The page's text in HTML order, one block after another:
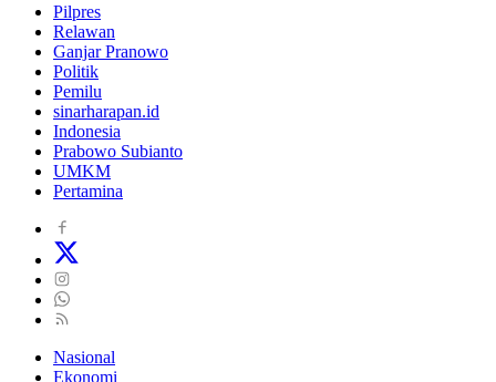
Pilpres
Relawan
Ganjar Pranowo
Politik
Pemilu
sinarharapan.id
Indonesia
Prabowo Subianto
UMKM
Pertamina
Nasional
Ekonomi